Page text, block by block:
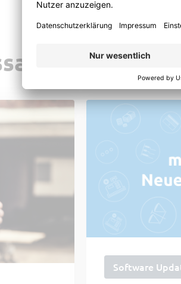
Beiträge
Software